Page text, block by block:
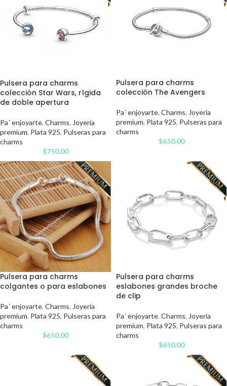
Pulsera para charms
colección Star Wars, rígida
de doble apertura
Pa´ enjoyarte, Charms, Joyería
premium, Plata 925, Pulseras para
charms
$750.00
Pulsera para charms
colección The Avengers
Pa´ enjoyarte, Charms, Joyería
premium, Plata 925, Pulseras para
charms
$650.00
Pulsera para charms
colgantes o para eslabones
Pa´ enjoyarte, Charms, Joyería
premium, Plata 925, Pulseras para
charms
$650.00
Pulsera para charms
eslabones grandes broche
de clip
Pa´ enjoyarte, Charms, Joyería
premium, Plata 925, Pulseras para
charms
$650.00